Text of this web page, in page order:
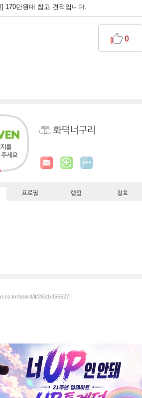
170만원대 참고 견적입니다.
0
화덕너구리
프로필 랭킹 칭호
board/it/2631/356627